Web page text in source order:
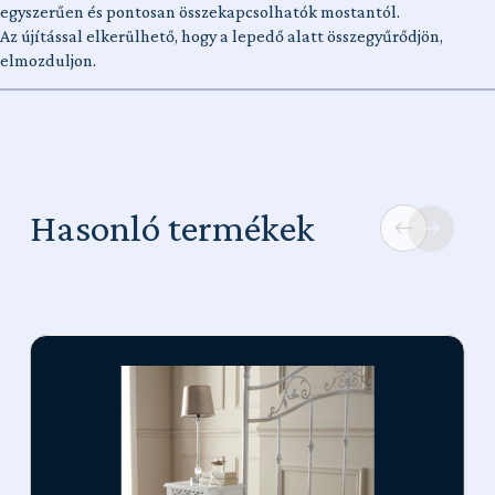
egyszerűen és pontosan összekapcsolhatók mostantól.
Az újítással elkerülhető, hogy a lepedő alatt összegyűrődjön,
elmozduljon.
Hasonló termékek